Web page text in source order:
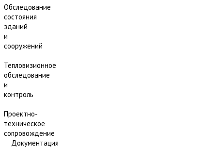
Обследование
состояния
зданий
и
сооружений
Тепловизионное
обследование
и
контроль
Проектно-
техническое
сопровождение
Документация